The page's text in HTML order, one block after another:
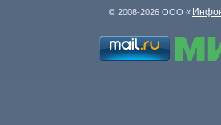
© 2008-2026 ООО «